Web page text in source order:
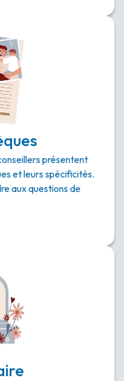
présentent
et leurs spécificités.
aux questions de